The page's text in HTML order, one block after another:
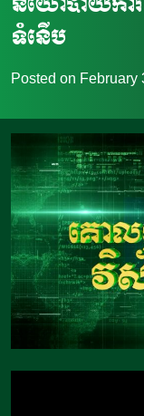
ទំនើប
Posted on February